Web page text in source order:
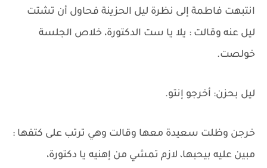
انتبهت فاطمة إلى نظرة ليل الحزينة فحاول أن تشتت
ليل عنه وقالت : يلا يا ست الدكتورة، خلاص الجلسة
خولصت.
ليل بحزن: أخرجو إنتو.
خرجن وظلت سعيدة معها وقالت وهي ترتب على كتفها :
مبين عليه بيحبها، لازم تمشي من إهنيه يا دكتورة،